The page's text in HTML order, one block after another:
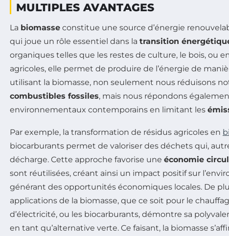
MULTIPLES AVANTAGES
La biomasse constitue une source d’énergie
qui joue un rôle essentiel dans la transition
organiques telles que les restes de culture, le bois, ou
agricoles, elle permet de produire de l’énergie de
utilisant la biomasse, non seulement nous réduisons
combustibles fossiles, mais nous répondons
environnementaux contemporains en limitant les
Par exemple, la transformation de résidus agricoles en
biocarburants permet de valoriser des déchets qui,
décharge. Cette approche favorise une économie
sont réutilisées, créant ainsi un impact positif sur
générant des opportunités économiques locales. De
applications de la biomasse, que ce soit pour le
d’électricité, ou les biocarburants, démontre sa
en tant qu’alternative verte. Ce faisant, la biomasse